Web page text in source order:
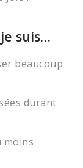
suis…
beaucoup
durant
moins